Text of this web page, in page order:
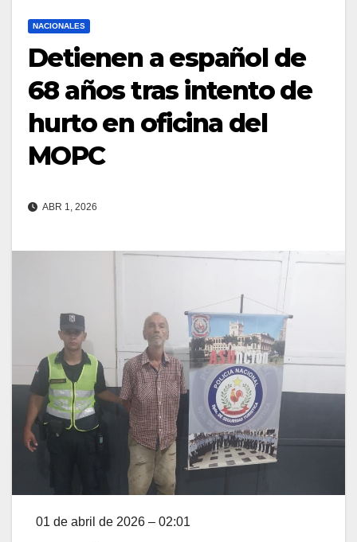
NACIONALES
Detienen a español de
68 años tras intento de
hurto en oficina del
MOPC
ABR 1, 2026
01 de abril de 2026 – 02:01